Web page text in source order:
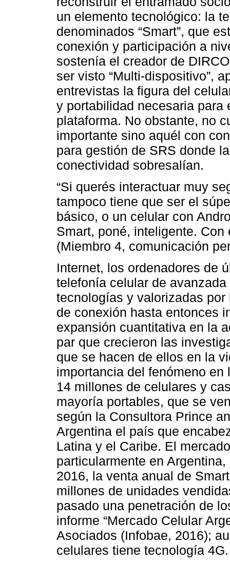
un elemento tecnológico: la
denominados “Smart”, que
conexión y participación a
sostenía el creador de
ser visto “Multi-dispositivo”,
entrevistas la figura del
y portabilidad necesaria para
plataforma. No obstante, no
importante sino aquél con
para gestión de SRS donde
conectividad sobresalían.
“Si querés interactuar muy
tampoco tiene que ser el
básico, o un celular con
Smart, poné, inteligente.
(Miembro 4, comunicación
Internet, los ordenadores de
telefonía celular de avanzada
tecnologías y valorizadas
de conexión hasta entonces
expansión cuantitativa en la
par que crecieron las
que se hacen de ellos en la
importancia del fenómeno
14 millones de celulares y
mayoría portables, que se
según la Consultora Prince
Argentina el país que
Latina y el Caribe. El
particularmente en
2016, la venta anual de
millones de unidades
pasado una penetración de
informe “Mercado Celular
Asociados (Infobae, 2016);
celulares tiene tecnología 4G.